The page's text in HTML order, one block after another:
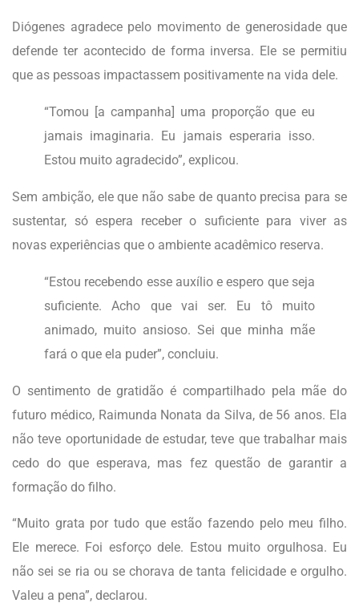
Diógenes agradece pelo movimento de generosidade que
defende ter acontecido de forma inversa. Ele se permitiu
que as pessoas impactassem positivamente na vida dele.
“Tomou [a campanha] uma proporção que eu
jamais imaginaria. Eu jamais esperaria isso.
Estou muito agradecido”, explicou.
Sem ambição, ele que não sabe de quanto precisa para se
sustentar, só espera receber o suficiente para viver as
novas experiências que o ambiente acadêmico reserva.
“Estou recebendo esse auxílio e espero que seja
suficiente. Acho que vai ser. Eu tô muito
animado, muito ansioso. Sei que minha mãe
fará o que ela puder”, concluiu.
O sentimento de gratidão é compartilhado pela mãe do
futuro médico, Raimunda Nonata da Silva, de 56 anos. Ela
não teve oportunidade de estudar, teve que trabalhar mais
cedo do que esperava, mas fez questão de garantir a
formação do filho.
“Muito grata por tudo que estão fazendo pelo meu filho.
Ele merece. Foi esforço dele. Estou muito orgulhosa. Eu
não sei se ria ou se chorava de tanta felicidade e orgulho.
Valeu a pena”, declarou.